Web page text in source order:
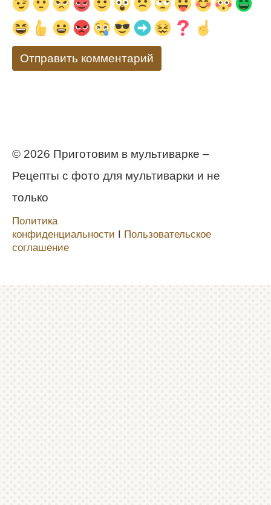
© 2026 Приготовим в мультиварке –
Рецепты с фото для мультиварки и не
только
Политика
конфиденциальности
Пользовательское
соглашение